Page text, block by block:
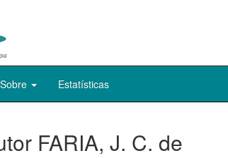
Sobre Estatísticas
FARIA, J. C. de